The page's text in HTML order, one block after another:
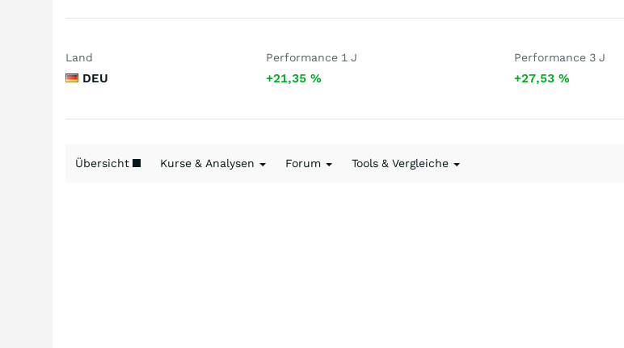
Land
DEU
Performance 1 J
+21,35 %
Performance 3 J
+27,53%
Übersicht Kurse & Analysen Forum Tools & Vergleiche